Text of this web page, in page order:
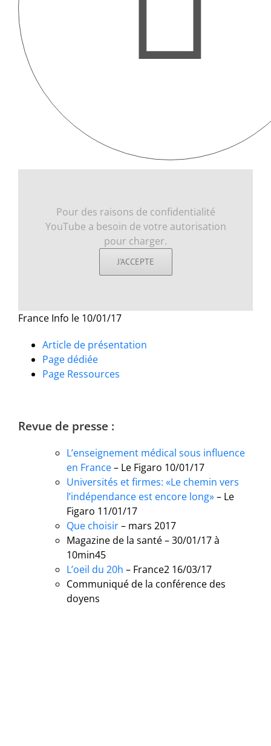
Pour des raisons de confidentialité
YouTube a besoin de votre autorisation
pour charger.
J'ACCEPTE
France Info le 10/01/17
Article de présentation
Page dédiée
Page Ressources
Revue de presse :
L’enseignement médical sous influence
en France– Le Figaro 10/01/17
Universités et firmes: «Le chemin vers
l’indépendance est encore long»– Le
Figaro 11/01/17
Que choisir– mars 2017
Magazine de la santé – 30/01/17 à
10min45
L’oeil du 20h – France2 16/03/17
Communiqué de la conférence des
doyens